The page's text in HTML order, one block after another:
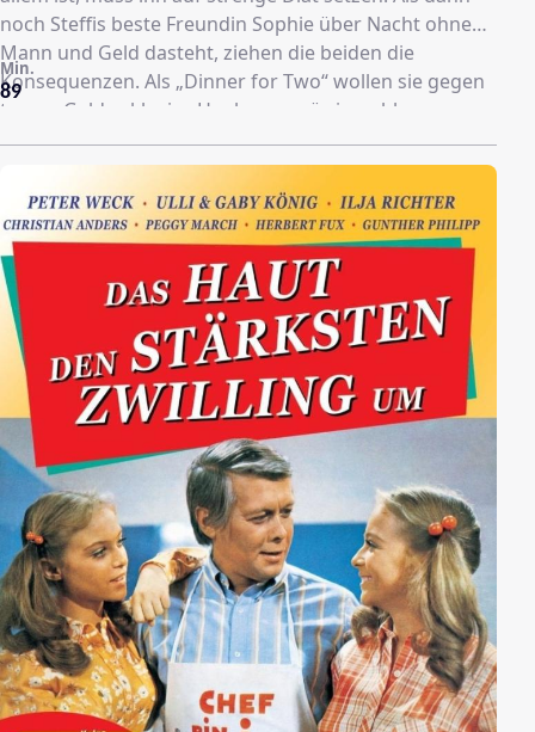
noch Steffis beste Freundin Sophie über Nacht ohne
Mann und Geld dasteht, ziehen die beiden die
Konsequenzen. Als „Dinner for Two“ wollen sie gegen
teures Geld exklusive Haubenmenüs in noble
Haushalte zaubern - und geraten dabei in gehörige
Turbulenzen.
89
Min.